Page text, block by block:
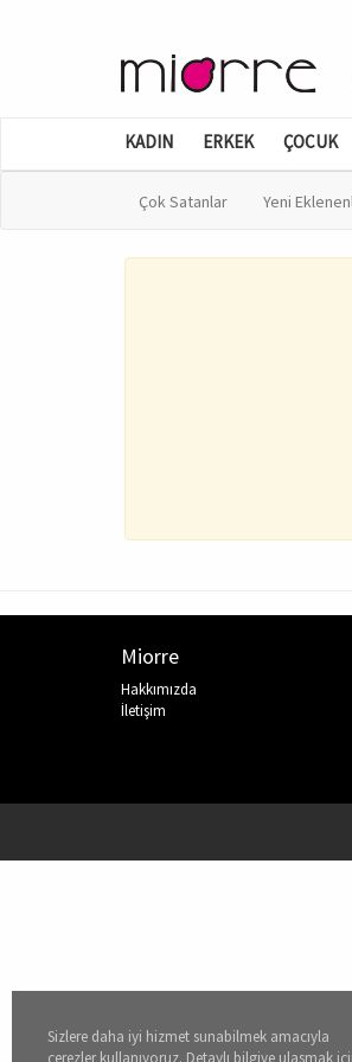
KADIN ERKEK ÇOCUK
Çok Satanlar Yeni
Sizlere daha iyi hizmet sunabilmek amacıyla
çerezler kullanıyoruz. Detaylı bilgiye ulaşmak
Miorre
Hakkımızda
İletişim